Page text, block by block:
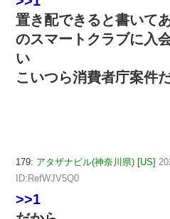
置き配できると書いて
のスマートクラブに入
い
こいつら消費者庁案件
179: アタザナビル(神奈川県) [US]
ID:RefWJV5Q0
>>1